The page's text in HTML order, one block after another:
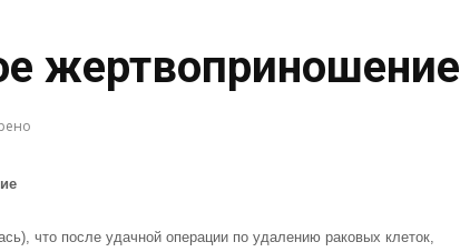
жертвоприношение
что после удачной операции по удалению раковых клеток,